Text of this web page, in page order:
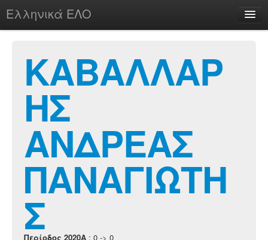
Ελληνικά ΕΛΟ
chesstu.be @ discord
Login
ΚΑΒΑΛΛΑΡ
ΗΣ
ΑΝΔΡΕΑΣ
ΠΑΝΑΓΙΩΤΗ
Σ
Περίοδος 2020A : 0 -> 0